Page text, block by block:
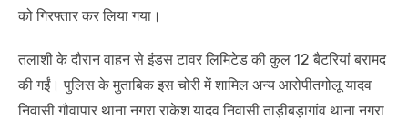
को गिरफ्तार कर लिया गया।
तलाशी के दौरान वाहन से इंडस टावर लिमिटेड की कुल 12 बैटरियां बरामद
की गईं। पुलिस के मुताबिक इस चोरी में शामिल अन्य आरोपीतगोलू यादव
निवासी गौवापार थाना नगरा राकेश यादव निवासी ताड़ीबड़ागांव थाना नगरा